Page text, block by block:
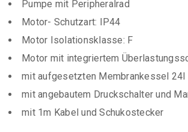
Pumpe mit Peripheralrad
Motor- Schutzart: IP44
Motor Isolationsklasse: F
Motor mit integriertem
mit aufgesetzten Membrankessel 24l
mit angebautem Druckschalter und
mit 1m Kabel und Schukostecker